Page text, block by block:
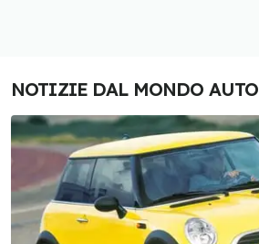
NOTIZIE DAL MONDO AUTO